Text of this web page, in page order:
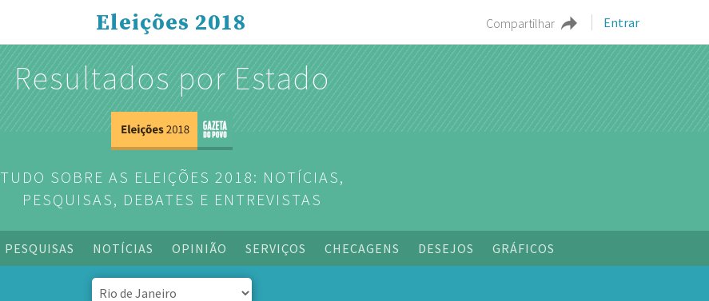
Compartilhar Entrar
Eleições 2018
Resultados por Estado
TUDO SOBRE AS ELEIÇÕES 2018: NOTÍCIAS,
PESQUISAS, DEBATES E ENTREVISTAS
PESQUISAS NOTÍCIAS OPINIÃO SERVIÇOS CHECAGENS DESEJOS GRÁFICOS